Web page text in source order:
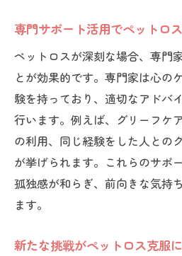
専門サポート活用でペットロ
ペットロスが深刻な場合、専門
とが効果的です。専門家は心の
験を持っており、適切なアドバ
行います。例えば、グリーフケ
の利用、同じ経験をした人との
が挙げられます。これらのサポ
孤独感が和らぎ、前向きな気持
ます。
新たな挑戦がペットロス克服